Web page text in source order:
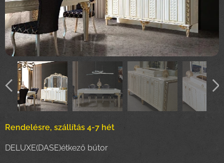
Rendelésre, szállítás 4-7 hét
DELUXE(DASE)étkező bútor